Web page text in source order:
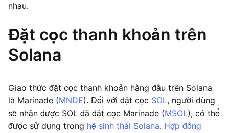
nhau.
Đặt cọc thanh khoản trên
Solana
Giao thức đặt cọc thanh khoản hàng đầu trên Solana
là Marinade (MNDE). Đối với đặt cọc SOL, người dùng
sẽ nhận được SOL đã đặt cọc Marinade (MSOL), có thể
được sử dụng trong hệ sinh thái Solana. Hợp đồng